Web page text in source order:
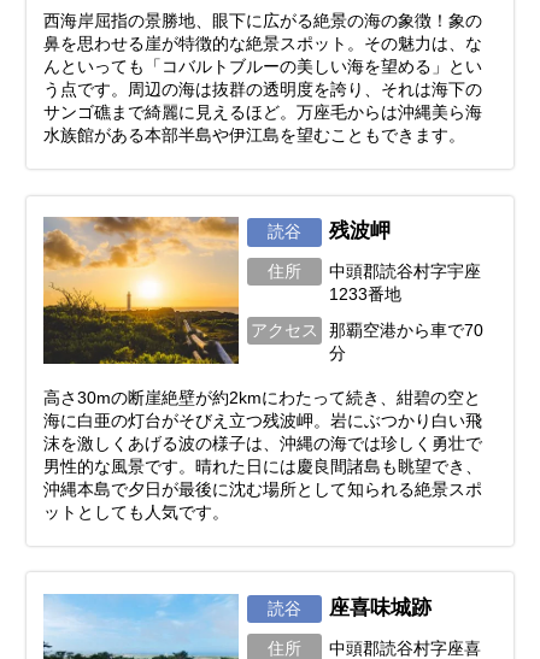
西海岸屈指の景勝地、眼下に広がる絶景の海の象徴！象の
鼻を思わせる崖が特徴的な絶景スポット。その魅力は、な
んといっても「コバルトブルーの美しい海を望める」とい
う点です。周辺の海は抜群の透明度を誇り、それは海下の
サンゴ礁まで綺麗に見えるほど。万座毛からは沖縄美ら海
水族館がある本部半島や伊江島を望むこともできます。
読谷 残波岬
住所
中頭郡読谷村字宇座
1233番地
アクセス
那覇空港から車で70
分
高さ30mの断崖絶壁が約2kmにわたって続き、紺碧の空と
海に白亜の灯台がそびえ立つ残波岬。岩にぶつかり白い飛
沫を激しくあげる波の様子は、沖縄の海では珍しく勇壮で
男性的な風景です。晴れた日には慶良間諸島も眺望でき、
沖縄本島で夕日が最後に沈む場所として知られる絶景スポ
ットとしても人気です。
読谷 座喜味城跡
住所
中頭郡読谷村字座喜